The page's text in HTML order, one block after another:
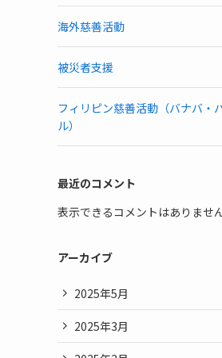
海外慈善活動
被災者支援
フィリピン慈善活動（バナバ・
ル）
最近のコメント
表示できるコメントはありません
アーカイブ
2025年5月
2025年3月